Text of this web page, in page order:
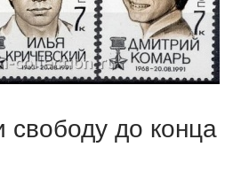
до конца